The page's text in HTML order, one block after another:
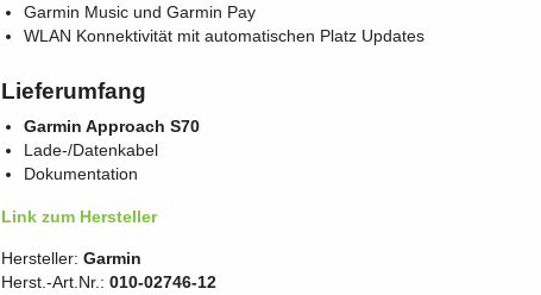
Garmin Music und Garmin Pay
WLAN Konnektivität mit automatischen Platz Updates
Lieferumfang
Garmin Approach S70
Lade-/Datenkabel
Dokumentation
Link zum Hersteller
Hersteller: Garmin
Herst.-Art.Nr.: 010-02746-12